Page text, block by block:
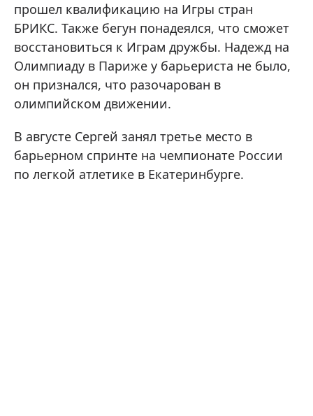
прошел квалификацию на Игры стран
БРИКС. Также бегун понадеялся, что сможет
восстановиться к Играм дружбы. Надежд на
Олимпиаду в Париже у барьериста не было,
он признался, что разочарован в
олимпийском движении.
В августе Сергей занял третье место в
барьерном спринте на чемпионате России
по легкой атлетике в Екатеринбурге.